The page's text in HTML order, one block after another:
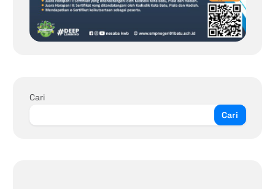
Cari
Cari